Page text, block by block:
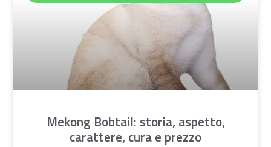
Mekong Bobtail: storia, aspetto,
carattere, cura e prezzo